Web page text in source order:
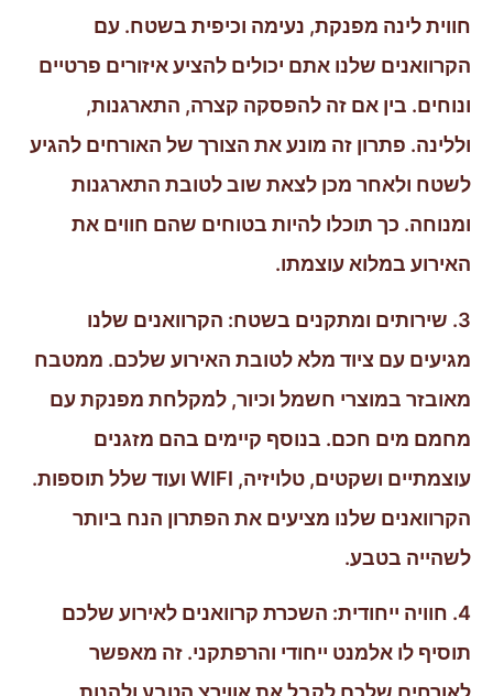
חווית לינה מפנקת, נעימה וכיפית בשטח. עם
הקרוואנים שלנו אתם יכולים להציע איזורים פרטיים
ונוחים. בין אם זה להפסקה קצרה, התארגנות,
וללינה. פתרון זה מונע את הצורך של האורחים להגיע
לשטח ולאחר מכן לצאת שוב לטובת התארגנות
ומנוחה. כך תוכלו להיות בטוחים שהם חווים את
האירוע במלוא עוצמתו.
3. שירותים ומתקנים בשטח: הקרוואנים שלנו
מגיעים עם ציוד מלא לטובת האירוע שלכם. ממטבח
מאובזר במוצרי חשמל וכיור, למקלחת מפנקת עם
מחמם מים חכם. בנוסף קיימים בהם מזגנים
עוצמתיים ושקטים, טלויזיה, WIFI ועוד שלל תוספות.
הקרוואנים שלנו מציעים את הפתרון הנח ביותר
לשהייה בטבע.
4. חוויה ייחודית: השכרת קרוואנים לאירוע שלכם
תוסיף לו אלמנט ייחודי והרפתקני. זה מאפשר